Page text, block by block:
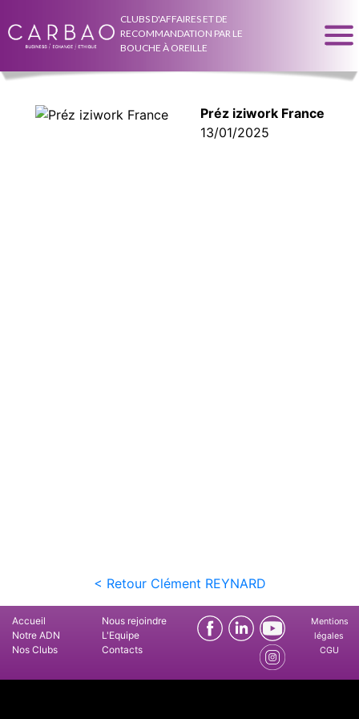
CLUBS D'AFFAIRES ET DE
RECOMMANDATION PAR LE
BOUCHE À OREILLE
Préz iziwork France
13/01/2025
< Retour Clément REYNARD
Accueil
Notre ADN
Nos Clubs
Nous rejoindre
L'Equipe
Contacts
Mentions
légales
CGU